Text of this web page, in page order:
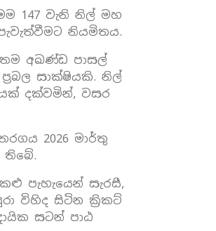
147 වැනි නිල් මහ
නියමිතය.
අඛණ්ඩ පාසල්
සාක්ෂියකි. නිල්
දක්වමින්, වසර
2026 මාර්තු
තිබේ.
පැහැයෙන් සැරසී,
විහිද සිටින ක්‍රිකට්
සටන් පාඨ‍